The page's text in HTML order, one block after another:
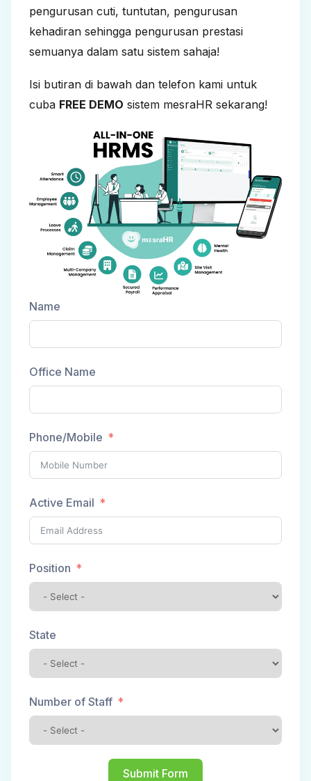
pengurusan cuti, tuntutan, pengurusan
kehadiran sehingga pengurusan prestasi
semuanya dalam satu sistem sahaja!
Isi butiran di bawah dan telefon kami untuk
cuba FREE DEMO sistem mesraHR sekarang!
Name
Office Name
Phone/Mobile
Active Email
Position
State
Number of Staff
Submit Form